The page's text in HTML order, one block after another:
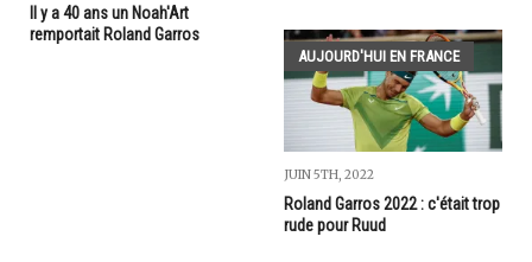
Il y a 40 ans un Noah'Art
remportait Roland Garros
AUJOURD'HUI EN FRANCE
JUIN 5TH, 2022
Roland Garros 2022 : c'était trop
rude pour Ruud